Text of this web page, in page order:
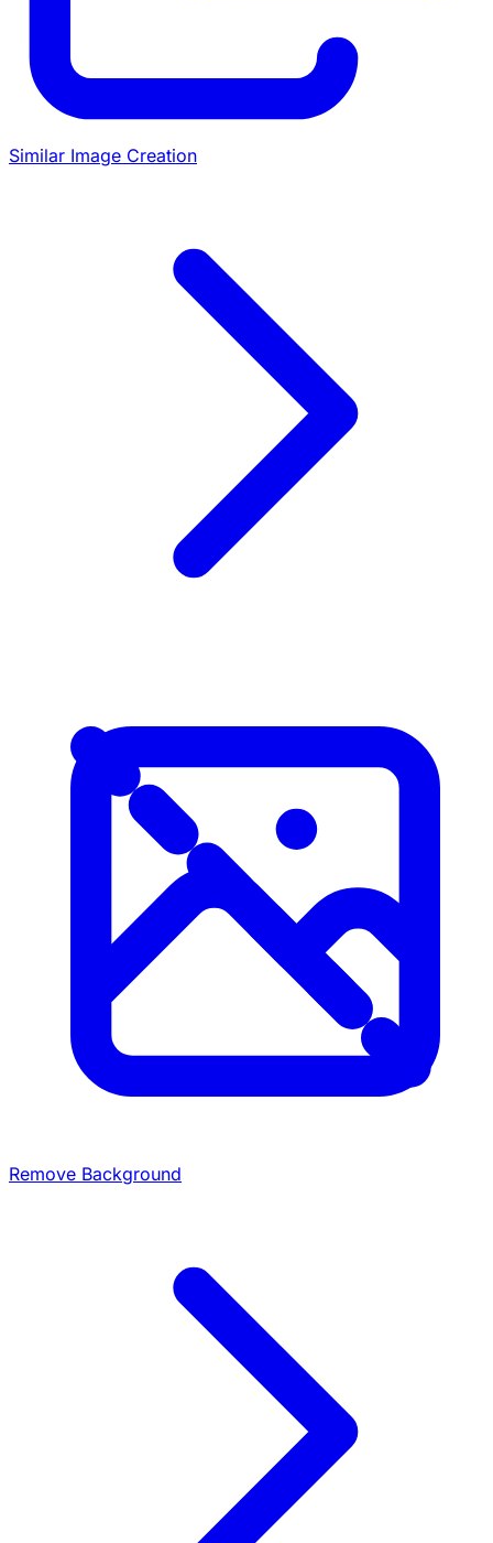
Similar Image Creation
Remove Background